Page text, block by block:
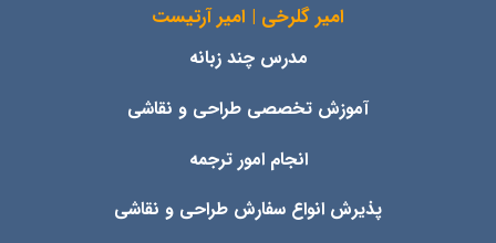
امیر گلرخی | امیر آرتیست
مدرس چند زبانه
آموزش تخصصی طراحی و نقاشی
انجام امور ترجمه
پذیرش انواع سفارش طراحی و نقاشی